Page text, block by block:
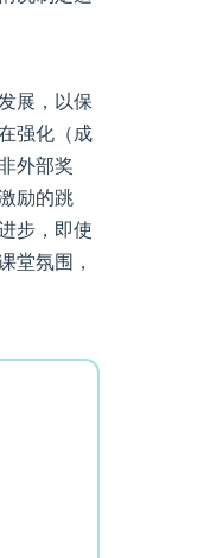
展，以保
强化（成
外部奖
励的跳
步，即使
堂氛围，